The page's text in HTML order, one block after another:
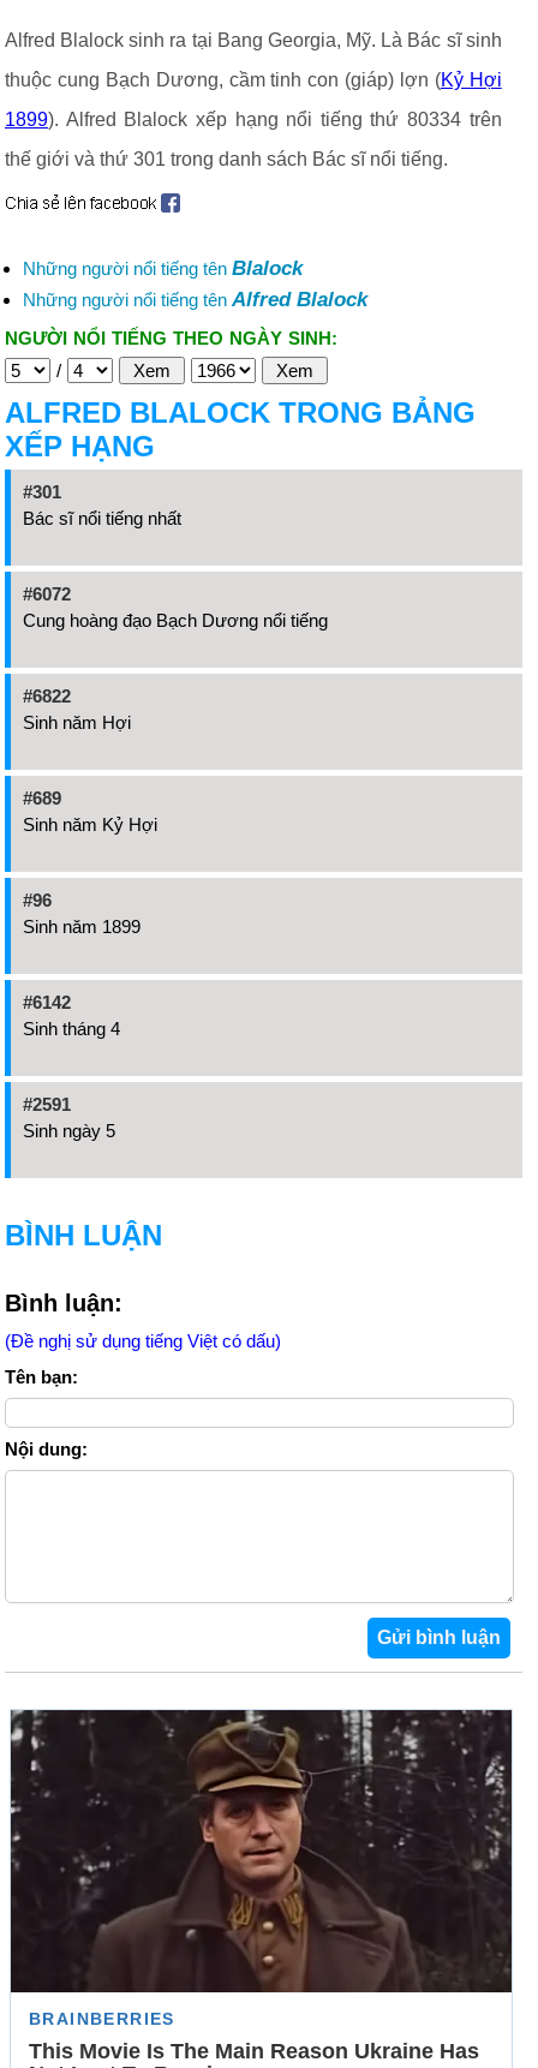
Alfred Blalock sinh ra tại Bang Georgia, Mỹ. Là Bác sĩ sinh
thuộc cung Bạch Dương, cầm tinh con (giáp) lợn (Kỷ Hợi
1899). Alfred Blalock xếp hạng nổi tiếng thứ 80334 trên
thế giới và thứ 301 trong danh sách Bác sĩ nổi tiếng.
Những người nổi tiếng tên Blalock
Những người nổi tiếng tên Alfred Blalock
NGƯỜI NỔI TIẾNG THEO NGÀY SINH:
/
ALFRED BLALOCK TRONG BẢNG
XẾP HẠNG
#301
Bác sĩ nổi tiếng nhất
#6072
Cung hoàng đạo Bạch Dương nổi tiếng
#6822
Sinh năm Hợi
#689
Sinh năm Kỷ Hợi
#96
Sinh năm 1899
#6142
Sinh tháng 4
#2591
Sinh ngày 5
BÌNH LUẬN
Bình luận:
(Đề nghị sử dụng tiếng Việt có dấu)
Tên bạn:
Nội dung: